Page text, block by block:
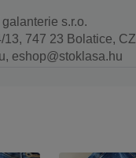
s.r.o.
13, 747 23 Bolatice, CZ
eshop@stoklasa.hu